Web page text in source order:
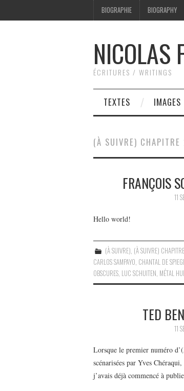
BIOGRAPHIE BIOGRAPHY
NICOLAS
ÉCRITURES / WRITINGS
TEXTES IMAGES
(À SUIVRE) CHAPITRE
FRANÇOIS
11
Hello world!
(À SUIVRE) (À SUIVRE)
CARLOS SAMPAYO CHANTAL DE
OBSCURES LUC SCHUITEN MÉTAL
TED
11
Lorsque le premier numéro
scénarisées par Yves
j’avais déjà commencé à